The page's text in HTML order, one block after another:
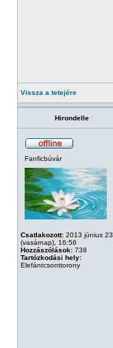
Vissza a tetejére
Hirondelle
Fanficbúvár
Csatlakozott: 2013 június 23
(vasárnap), 16:56
Hozzászólások: 738
Tartózkodási hely:
Elefántcsonttorony